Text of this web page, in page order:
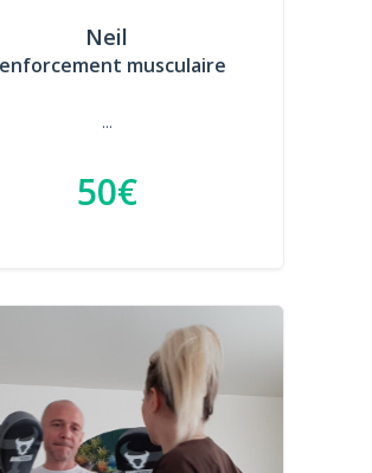
Neil
musculaire
...
50€